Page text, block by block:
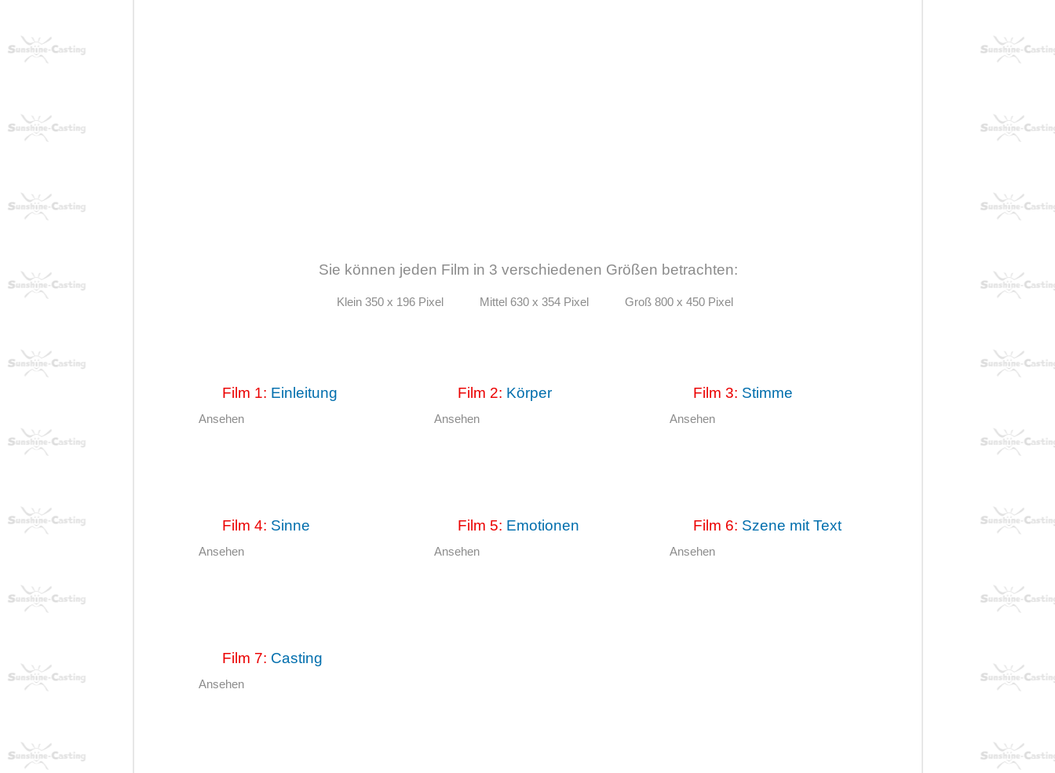
Sie können jeden Film in 3 verschiedenen Größen betrachten:
Klein 350 x 196 Pixel Mittel 630 x 354 Pixel Groß 800 x 450 Pixel
Film 1: Einleitung
Ansehen
Film 2: Körper
Ansehen
Film 3: Stimme
Ansehen
Film 4: Sinne
Ansehen
Film 5: Emotionen
Ansehen
Film 6: Szene mit Text
Ansehen
Film 7: Casting
Ansehen